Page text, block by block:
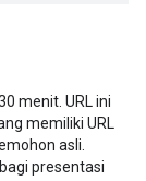
menit. URL ini
memiliki URL
asli.
presentasi